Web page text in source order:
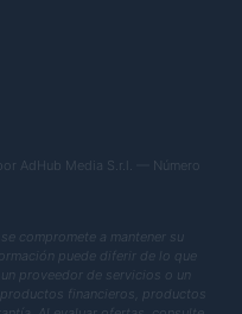
AdHub Media S.r.l. — Número
compromete a mantener su
puede diferir de lo que
proveedor de servicios o un
financieros, productos